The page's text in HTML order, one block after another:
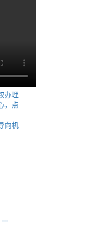
办理
，点
向机
...